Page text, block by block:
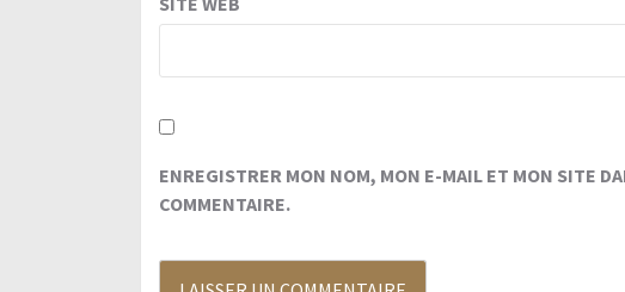
ENREGISTRER MON NOM, MON E-MAIL ET MON SITE
COMMENTAIRE.